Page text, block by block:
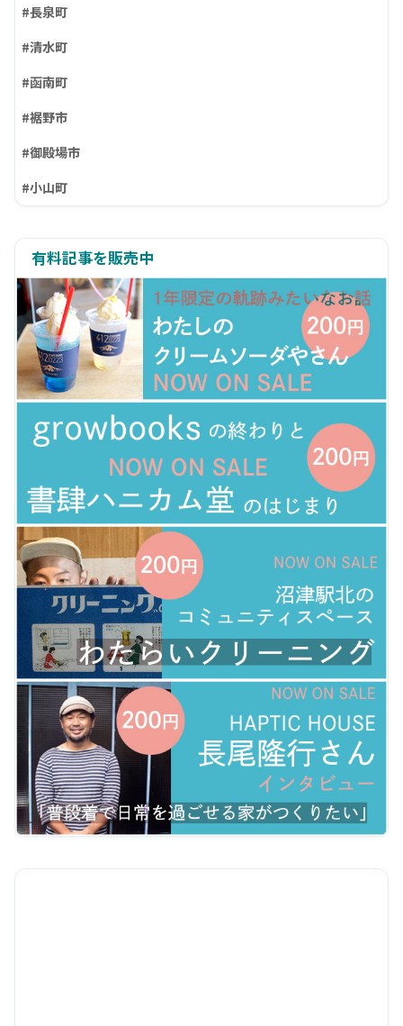
#長泉町
#清水町
#函南町
#裾野市
#御殿場市
#小山町
有料記事を販売中